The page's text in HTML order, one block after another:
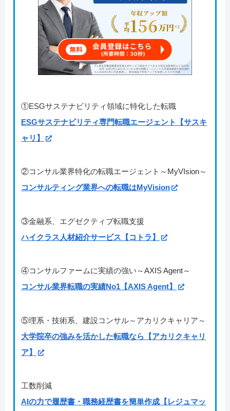
①ESGサステナビリティ領域に特化した転職
ESGサステナビリティ専門転職エージェント【サスキ
ャリ】
②コンサル業界特化の転職エージェント～MyVIsion～
コンサルティング業界への転職はMyVision
③金融系、エグゼクティブ転職支援
ハイクラス人材紹介サービス【コトラ】
④コンサルファームに実績の強い～AXIS Agent～
コンサル業界転職の実績No1【AXIS Agent】
⑤理系・技術系、建設コンサル～アカリクキャリア～
大学院卒の強みを活かした転職なら【アカリクキャリ
ア】
工数削減
AIの力で履歴書・職務経歴書を簡単作成【レジュマッ